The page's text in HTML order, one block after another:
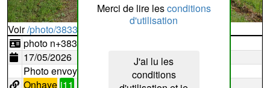
Merci de lire lesconditions
d'utilisation
J'ai lu les
conditions
Voir/photo/383329?typ=d
photo n+383329
17/05/2026
Photo envoyée par
robinstit
Onhaye i11